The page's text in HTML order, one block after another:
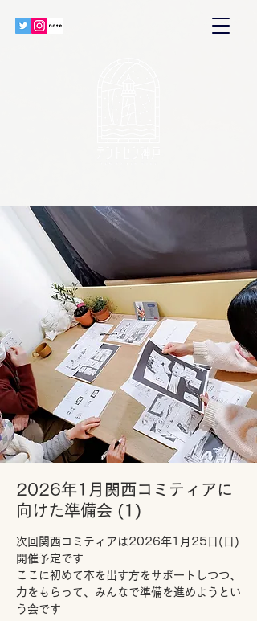
2026年1月関西コミティアに
向けた準備会 (1)
次回関西コミティアは2026年1月25日(日)
開催予定です
ここに初めて本を出す方をサポートしつつ、
力をもらって、みんなで準備を進めようとい
う会です